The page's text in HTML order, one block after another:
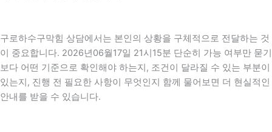
구로하수구막힘 상담에서는 본인의 상황을 구체적으로 전달하는 것
이 중요합니다. 2026년06월17일 21시15분 단순히 가능 여부만 묻기
보다 어떤 기준으로 확인해야 하는지, 조건이 달라질 수 있는 부분이
있는지, 진행 전 필요한 사항이 무엇인지 함께 물어보면 더 현실적인
안내를 받을 수 있습니다.